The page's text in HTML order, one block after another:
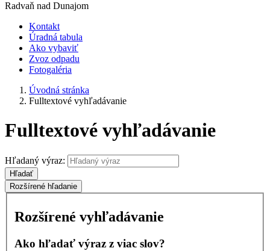
Radvaň nad Dunajom
Kontakt
Úradná tabula
Ako vybaviť
Zvoz odpadu
Fotogaléria
Úvodná stránka
Fulltextové vyhľadávanie
Fulltextové vyhľadávanie
Hľadaný výraz:
Hľadať
Rozšírené hľadanie
Rozšírené vyhľadávanie
Ako hľadať výraz z viac slov?